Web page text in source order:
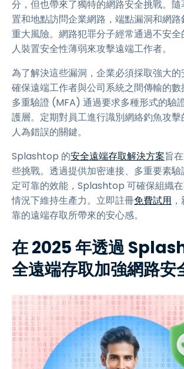
分，但也帶來了獨特的網路安全挑戰。
置和地點訪問企業網路，端點漏洞和網
重大風險。網路犯罪分子經常通過不安
人裝置安全性薄弱來攻擊遠端工作者。
為了解決這些漏洞，企業必須採取強大
確保遠端工作者與公司系統之間傳輸的
多重驗證 (MFA) 通過要求多種形式的驗
護層。定期對員工進行識別網絡釣魚攻
人為錯誤的關鍵。
Splashtop 的安全遠端存取解決方案旨
些挑戰。透過提供加密連接、多重要素
定可靠的效能，Splashtop 可確保組織
情況下維持生產力。立即註冊免費試用
靠的遠端存取所帶來的安心感。
在 2025 年透過
全遠端存取加強網路安